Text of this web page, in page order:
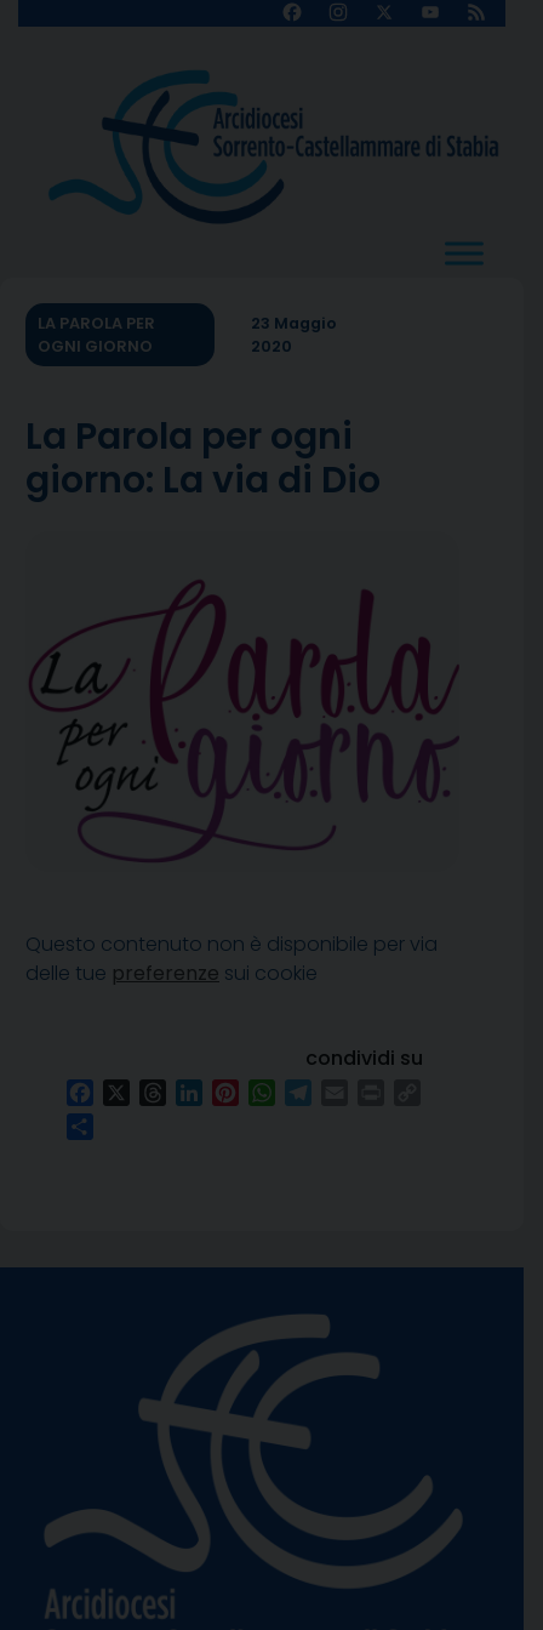
FacebookInstagram
X
YouTube
Feed
LA PAROLA PER
OGNI GIORNO
23 Maggio
2020
La Parola per ogni
giorno: La via di Dio
Questo contenuto non è disponibile per via
delle tue preferenze sui cookie
condividi su
FacebookThreadsLinkedInPinterestWhatsApp